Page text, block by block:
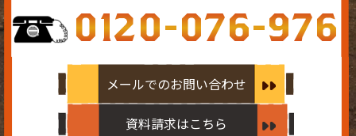
0120-076-976
メールでのお問い合わせ
資料請求はこちら